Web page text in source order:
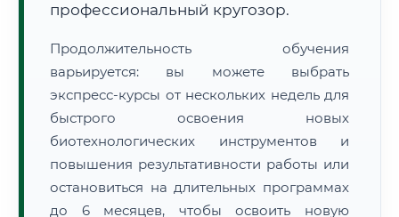
🔍Нажмите на документ для увеличения и просмотра
профессиональный кругозор.
Продолжительность обучения
варьируется: вы можете выбрать
экспресс-курсы от нескольких недель для
быстрого освоения новых
биотехнологических инструментов и
повышения результативности работы или
остановиться на длительных программах
до 6 месяцев, чтобы освоить новую